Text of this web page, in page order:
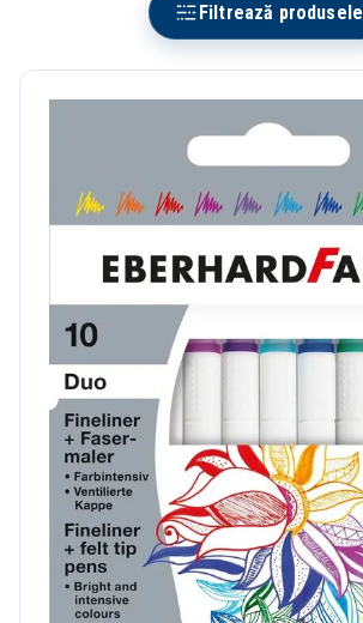
Filtrează produsele